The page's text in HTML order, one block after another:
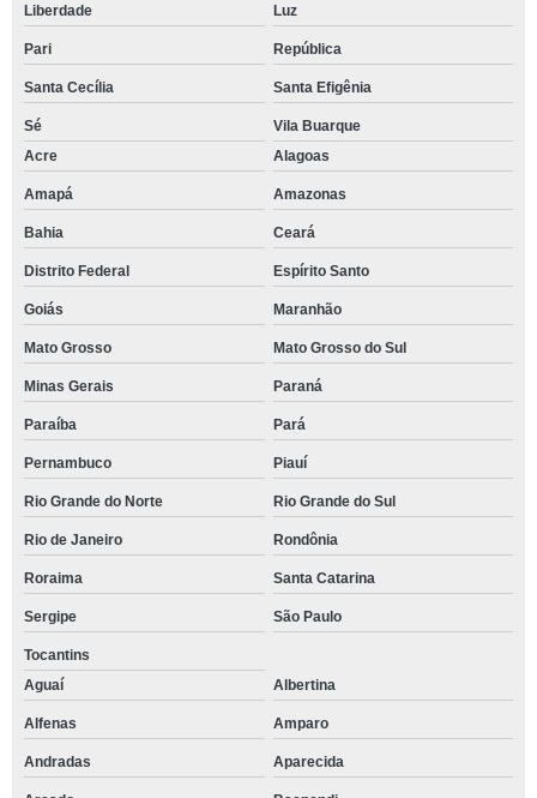
Liberdade Luz
Pari República
Santa Cecília Santa Efigênia
Sé
Vila Buarque
Acre
Alagoas
Amapá Amazonas
Bahia Ceará
Distrito Federal Espírito Santo
Goiás Maranhão
Mato Grosso Mato Grosso do Sul
Minas Gerais Paraná
Paraíba Pará
Pernambuco Piauí
Rio Grande do Norte Rio Grande do Sul
Rio de Janeiro Rondônia
Roraima Santa Catarina
Sergipe São Paulo
Tocantins
Aguaí
Albertina
Alfenas Amparo
Andradas Aparecida